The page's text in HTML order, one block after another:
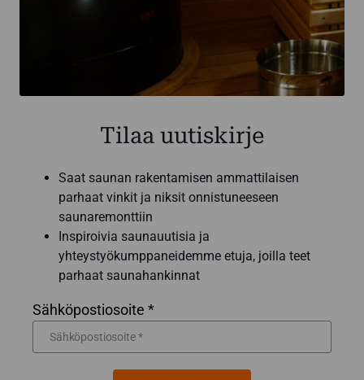
Tilaa uutiskirje
Saat saunan rakentamisen ammattilaisen
parhaat vinkit ja niksit onnistuneeseen
saunaremonttiin
Inspiroivia saunauutisia ja
yhteystyökumppaneidemme etuja, joilla teet
parhaat saunahankinnat
Sähköpostiosoite *